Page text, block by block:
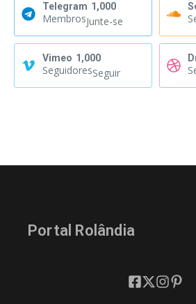
Telegram 1,000
MembrosJunte-se
Vimeo 1,000
SeguidoresSeguir
Portal Rolândia